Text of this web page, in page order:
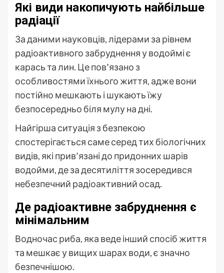
Які види накопичують найбільше
радіації
За даними науковців, лідерами за рівнем
радіоактивного забруднення у водоймі є
карась та лин. Це пов’язано з
особливостями їхнього життя, адже вони
постійно мешкають і шукають їжу
безпосередньо біля мулу на дні.
Найгірша ситуація з безпекою
спостерігається саме серед тих біологічних
видів, які прив’язані до придонних шарів
водойми, де за десятиліття зосередився
небезпечний радіоактивний осад.
Де радіоактивне забруднення є
мінімальним
Водночас риба, яка веде інший спосіб життя
та мешкає у вищих шарах води, є значно
безпечнішою.